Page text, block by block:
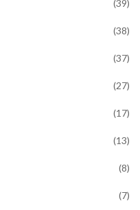
(39)
(38)
(37)
(27)
(17)
(13)
(8)
(7)